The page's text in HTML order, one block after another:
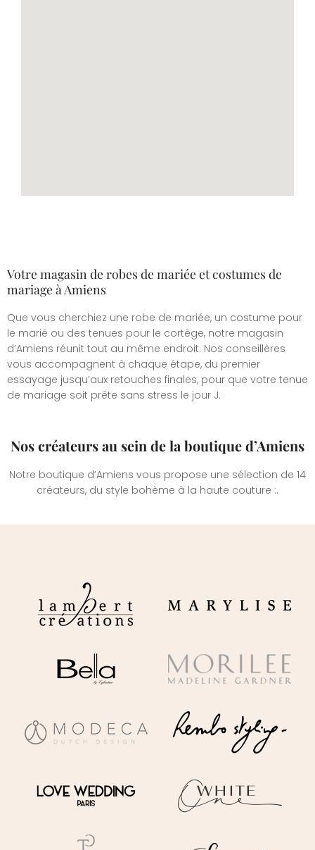
Votre magasin de robes de mariée et costumes de
mariage à Amiens
Que vous cherchiez une robe de mariée, un costume pour
le marié ou des tenues pour le cortège, notre magasin
d’Amiens réunit tout au même endroit. Nos conseillères
vous accompagnent à chaque étape, du premier
essayage jusqu’aux retouches finales, pour que votre tenue
de mariage soit prête sans stress le jour J.
Nos créateurs au sein de la boutique d’Amiens
Notre boutique d’Amiens vous propose une sélection de 14
créateurs, du style bohème à la haute couture :.